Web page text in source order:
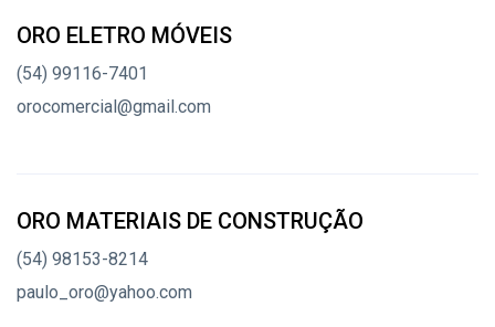
ORO ELETRO MÓVEIS
(54) 99116-7401
orocomercial@gmail.com
ORO MATERIAIS DE CONSTRUÇÃO
(54) 98153-8214
paulo_oro@yahoo.com